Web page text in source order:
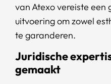
van Atexo vereiste een
uitvoering om zowel
te garanderen.
Juridische
gemaakt